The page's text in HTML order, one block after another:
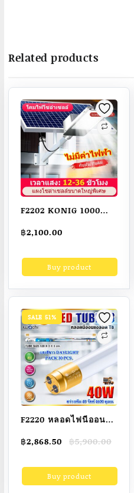
Related products
F2202 KONIG 1000W
เซล โคมไฟถนน แผง
Polycrystalline โคม
รังสี: การควบคุมระยะ
ไกล + การควบคุมแสง
อัจฉริยะ
฿2,100.00
Buy product
SALE 51%
F2220 หลอดไฟนีออน
หลอดไฟบ้าน หลอด
40W IWACHI ขั้วสีทอง
฿5,900.00
Original
was:
฿5,900.00.
฿2,868.50
Current
is:
฿2,868.50.Buy product